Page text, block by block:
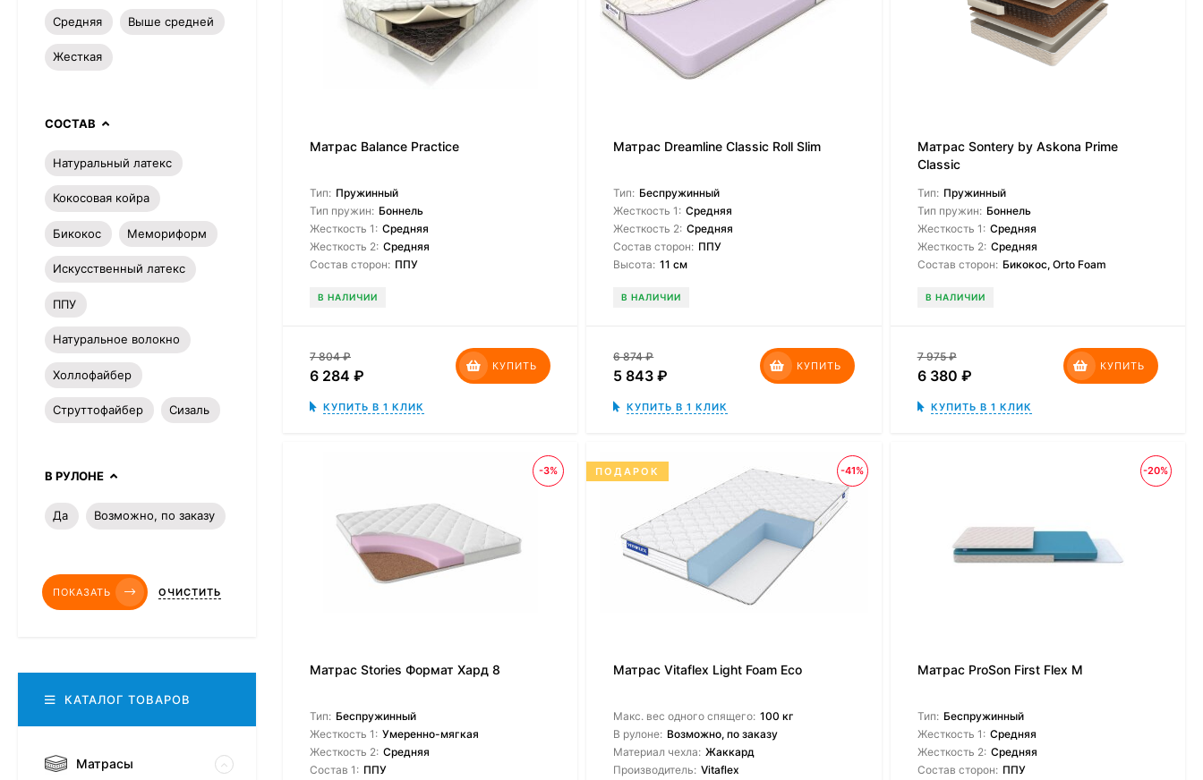
Матрас Balance Practice
Тип: Пружинный
Тип пружин: Боннель
Жесткость 1: Средняя
Жесткость 2: Средняя
Состав сторон: ППУ
В НАЛИЧИИ
7 804₽
6 284 ₽
КУПИТЬ
КУПИТЬ В 1 КЛИК
Матрас Dreamline Classic Roll Slim
Тип: Беспружинный
Жесткость 1: Средняя
Жесткость 2: Средняя
Состав сторон: ППУ
Высота: 11 см
В НАЛИЧИИ
6 874₽
5 843₽
КУПИТЬ
КУПИТЬ В 1 КЛИК
Матрас Sontery by Askona Prime
Classic
Тип: Пружинный
Тип пружин: Боннель
Жесткость 1: Средняя
Жесткость 2: Средняя
Состав сторон: Бикокос, Orto Foam
В НАЛИЧИИ
7 975₽
6 380 ₽
КУПИТЬ
КУПИТЬ В 1 КЛИК
-3%
Матрас Stories Формат Хард 8
Тип: Беспружинный
Жесткость 1: Умеренно-мягкая
Жесткость 2: Средняя
Состав 1: ППУ
-41%
ПОДАРОК
Матрас Vitaflex Light Foam Eco
Макс. вес одного спящего: 100 кг
В рулоне: Возможно, по заказу
Материал чехла: Жаккард
Производитель: Vitaflex
-20%
Матрас ProSon First Flex M
Тип: Беспружинный
Жесткость 1: Средняя
Жесткость 2: Средняя
Состав сторон: ППУ
Средняя Выше средней
Жесткая
СОСТАВ
Натуральный латекс
Кокосовая койра
Бикокос Мемориформ
Искусственный латекс
ППУ
Натуральное волокно
Холлофайбер
Струттофайбер Сизаль
В РУЛОНЕ
Да Возможно, по заказу
ПОКАЗАТЬ ОЧИСТИТЬ
КАТАЛОГ ТОВАРОВ
Матрасы